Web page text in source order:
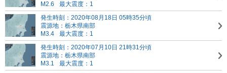
M2.6
最大震度：1
発生時刻：2020年08月18日 05時35分頃
震源地：栃木県南部
M3.4
最大震度：1
発生時刻：2020年07月10日 21時31分頃
震源地：栃木県南部
M3.1
最大震度：1